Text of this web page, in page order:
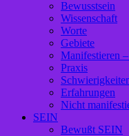
Bewusstsein
Wissenschaft
Worte
Gebiete
Manifestieren
Praxis
Erfahrungen
Nicht
SEIN
Bewußt SEIN